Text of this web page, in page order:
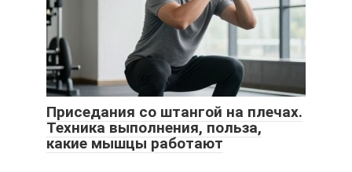
Приседания со штангой на плечах.
Техника выполнения, польза,
какие мышцы работают